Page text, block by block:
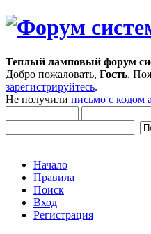
Теплый ламповый форум
Добро пожаловать, Гость.
зарегистрируйтесь.
Не получили письмо с кодом
Начало
Правила
Поиск
Вход
Регистрация